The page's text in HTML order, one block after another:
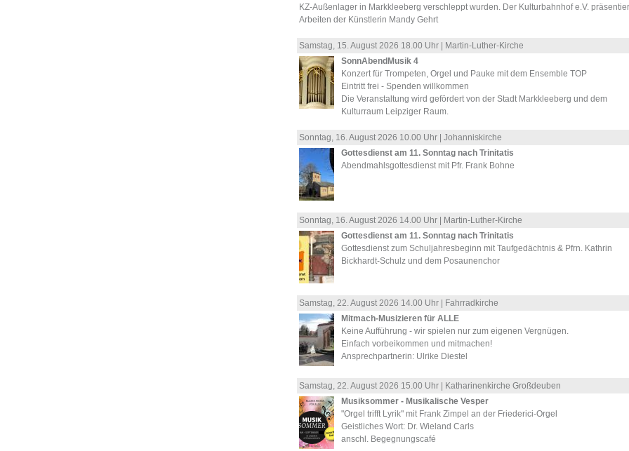
KZ-Außenlager in Markkleeberg verschleppt wurden. Der Kulturbahnhof e.V.
Arbeiten der Künstlerin Mandy Gehrt
Samstag, 15.August2026 18.00 Uhr |
Martin-Luther-Kirche
SonnAbendMusik 4
Konzert für Trompeten, Orgel und Pauke mit dem Ensemble TOP
Eintritt frei - Spenden willkommen
Die Veranstaltung wird gefördert von der Stadt Markkleeberg und dem
Kulturraum Leipziger Raum.
Sonntag, 16.August2026 10.00 Uhr | Johanniskirche
Gottesdienst am 11. Sonntag nach Trinitatis
Abendmahlsgottesdienst mit Pfr. Frank Bohne
Sonntag, 16.August2026 14.00 Uhr |
Martin-Luther-Kirche
Gottesdienst am 11. Sonntag nach Trinitatis
Gottesdienst zum Schuljahresbeginn mit Taufgedächtnis & Pfrn. Kathrin
Bickhardt-Schulz und dem Posaunenchor
Samstag, 22.August2026 14.00 Uhr |
Fahrradkirche
Mitmach-Musizieren für ALLE
Keine Aufführung - wir spielen nur zum eigenen Vergnügen.
Einfach vorbeikommen und mitmachen!
Ansprechpartnerin: Ulrike Diestel
Samstag, 22.August2026 15.00 Uhr |
Katharinenkirche Großdeuben
Musiksommer - Musikalische Vesper
"Orgel trifft Lyrik" mit Frank Zimpel an der Friederici-Orgel
Geistliches Wort: Dr. Wieland Carls
anschl. Begegnungscafé